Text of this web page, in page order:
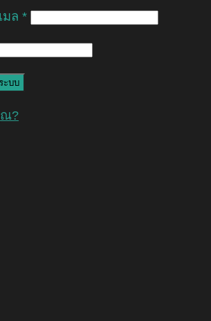
มล *
ะบบ
ณ?